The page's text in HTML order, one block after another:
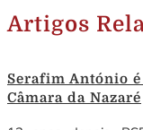
Artigos
Serafim António
Câmara da Nazaré